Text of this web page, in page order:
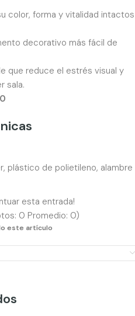
color, forma y vitalidad intactos
decorativo más fácil de
que reduce el estrés visual y
sala.
plástico de polietileno, alambre
esta entrada!
0 Promedio: 0)
este artículo